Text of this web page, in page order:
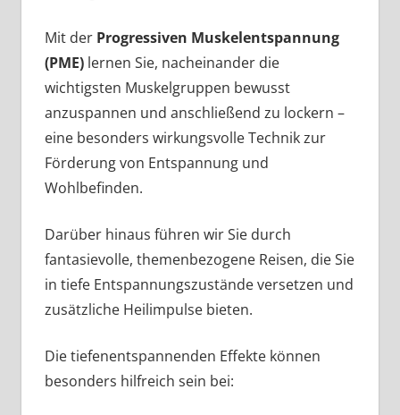
Mit der Progressiven Muskelentspannung
(PME)lernen Sie, nacheinander die
wichtigsten Muskelgruppen bewusst
anzuspannen und anschließend zu lockern –
eine besonders wirkungsvolle Technik zur
Förderung von Entspannung und
Wohlbefinden.
Darüber hinaus führen wir Sie durch
fantasievolle, themenbezogene Reisen, die Sie
in tiefe Entspannungszustände versetzen und
zusätzliche Heilimpulse bieten.
Die tiefenentspannenden Effekte können
besonders hilfreich sein bei: